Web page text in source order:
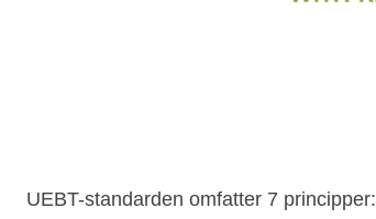
UEBT-standarden omfatter 7 principper: